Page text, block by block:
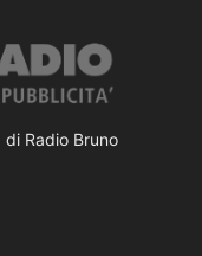
Radio Bruno